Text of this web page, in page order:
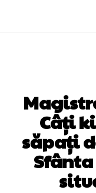
Câți
săpați
Sfânta